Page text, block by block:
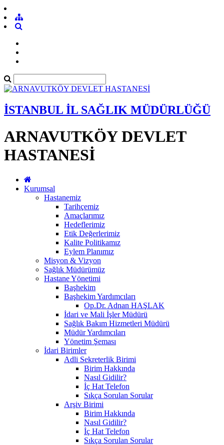
İSTANBUL İL SAĞLIK MÜDÜRLÜĞÜ
ARNAVUTKÖY DEVLET
HASTANESİ
Kurumsal
Hastanemiz
Tarihçemiz
Amaçlarımız
Hedeflerimiz
Etik Değerlerimiz
Kalite Politikamız
Eylem Planımız
Misyon & Vizyon
Sağlık Müdürümüz
Hastane Yönetimi
Başhekim
Başhekim Yardımcıları
Op.Dr. Adnan HAŞLAK
İdari ve Mali İşler Müdürü
Sağlık Bakım Hizmetleri Müdürü
Müdür Yardımcıları
Yönetim Şeması
İdari Birimler
Adli Sekreterlik Birimi
Birim Hakkında
Nasıl Gidilir?
İç Hat Telefon
Sıkça Sorulan Sorular
Arşiv Birimi
Birim Hakkında
Nasıl Gidilir?
İç Hat Telefon
Sıkça Sorulan Sorular